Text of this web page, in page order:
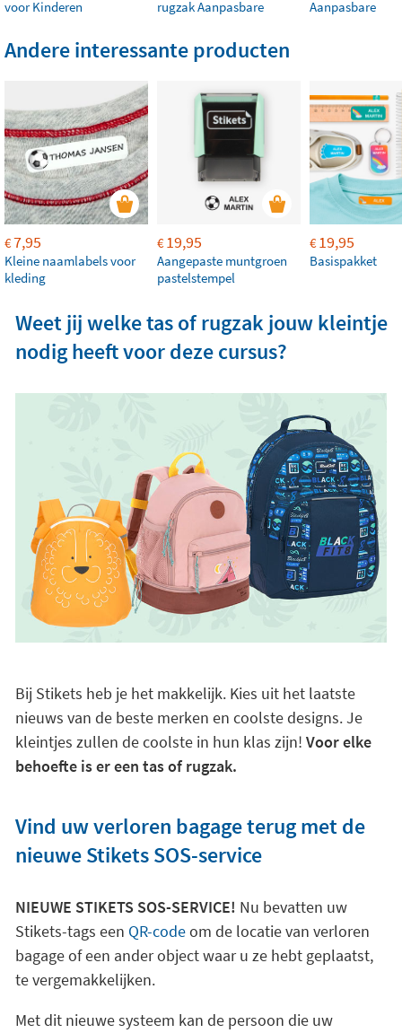
voor Kinderen rugzak Aanpasbare Aanpasbare
Andere interessante producten
€7,95
Kleine naamlabels voor
kleding
€19,95
Aangepaste muntgroen
pastelstempel
€19,95
Basispakket
Weet jij welke tas of rugzak jouw kleintje
nodig heeft voor deze cursus?
Bij Stikets heb je het makkelijk. Kies uit het laatste
nieuws van de beste merken en coolste designs. Je
kleintjes zullen de coolste in hun klas zijn! Voor elke
behoefte is er een tas of rugzak.
Vind uw verloren bagage terug met de
nieuwe Stikets SOS-service
NIEUWE STIKETS SOS-SERVICE! Nu bevatten uw
Stikets-tags een QR-codeom de locatie van verloren
bagage of een ander object waar u ze hebt geplaatst,
te vergemakkelijken.
Met dit nieuwe systeem kan de persoon die uw